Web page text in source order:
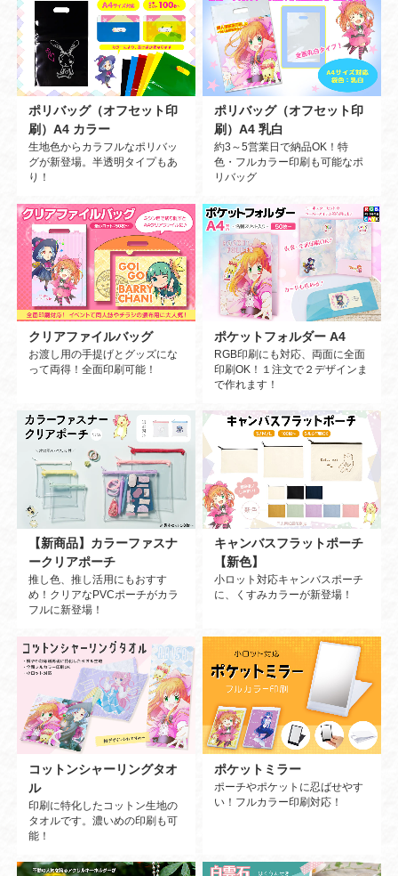
ポリバッグ（オフセット印
刷）A4 カラー
生地色からカラフルなポリバッ
グが新登場。半透明タイプもあ
り！
ポリバッグ（オフセット印
刷）A4 乳白
約3～5営業日で納品OK！特
色・フルカラー印刷も可能なポ
リバッグ
クリアファイルバッグ
お渡し用の手提げとグッズにな
って両得！全面印刷可能！
ポケットフォルダー A4
RGB印刷にも対応、両面に全面
印刷OK！１注文で２デザインま
で作れます！
【新商品】カラーファスナ
ークリアポーチ
推し色、推し活用にもおすす
め！クリアなPVCポーチがカラ
フルに新登場！
キャンバスフラットポーチ
【新色】
小ロット対応キャンバスポーチ
に、くすみカラーが新登場！
コットンシャーリングタオ
ル
印刷に特化したコットン生地の
タオルです。濃いめの印刷も可
能！
ポケットミラー
ポーチやポケットに忍ばせやす
い！フルカラー印刷対応！